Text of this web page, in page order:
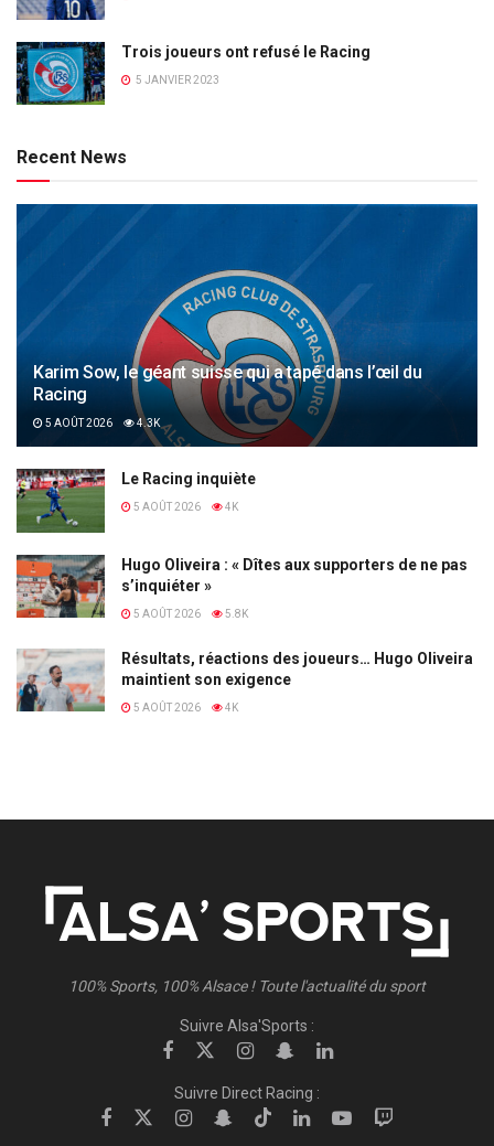
Trois joueurs ont refusé le Racing
5 JANVIER 2023
Recent News
Karim Sow, le géant suisse qui a tapé dans l’œil du
Racing
5 AOÛT 2026 4.3K
Le Racing inquiète
5 AOÛT 2026 4K
Hugo Oliveira : « Dîtes aux supporters de ne pas
s’inquiéter »
5 AOÛT 2026 5.8K
Résultats, réactions des joueurs… Hugo Oliveira
maintient son exigence
5 AOÛT 2026 4K
100% Sports, 100% Alsace ! Toute l'actualité du sport
Suivre Alsa'Sports :
Suivre Direct Racing :